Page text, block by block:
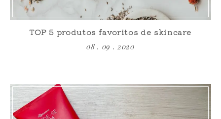
TOP 5 produtos favoritos de skincare
08 . 09 . 2020